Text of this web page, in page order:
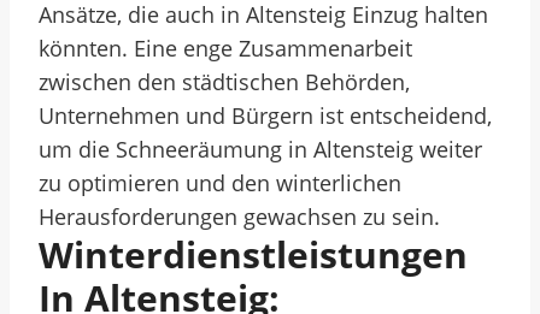
Ansätze, die auch in Altensteig Einzug halten
könnten. Eine enge Zusammenarbeit
zwischen den städtischen Behörden,
Unternehmen und Bürgern ist entscheidend,
um die Schneeräumung in Altensteig weiter
zu optimieren und den winterlichen
Herausforderungen gewachsen zu sein.
Winterdienstleistungen
In Altensteig: